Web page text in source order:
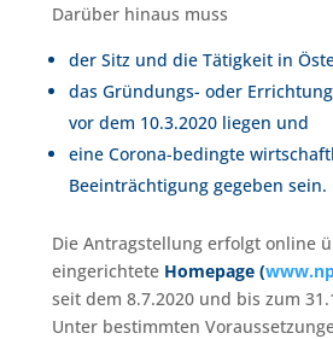
Darüber hinaus muss
der Sitz und die Tätigkeit in
das Gründungs- oder
vor dem 10.3.2020 liegen und
eine Corona-bedingte
Beeinträchtigung gegeben sein.
Die Antragstellung erfolgt online
eingerichtete Homepage (
seit dem 8.7.2020 und bis zum
Unter bestimmten